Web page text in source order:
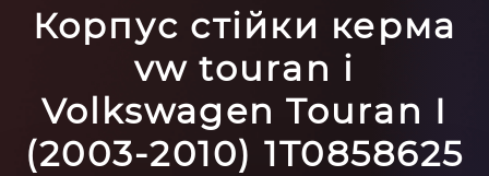
Корпус стійки керма
vw touran i
Volkswagen Touran I
(2003-2010) 1T0858625